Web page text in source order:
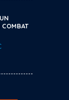
COMBAT